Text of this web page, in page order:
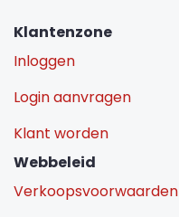
Klantenzone
Inloggen
Login aanvragen
Klant worden
Webbeleid
Verkoopsvoorwaarden